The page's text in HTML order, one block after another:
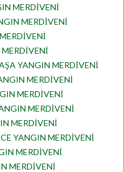
MERDİVENİ
MERDİVENİ
YANGIN MERDİVENİ
MERDİVENİ
MERDİVENİ
MERDİVENİ
MERDİVENİ
YANGIN MERDİVENİ
MERDİVENİ
MERDİVENİ